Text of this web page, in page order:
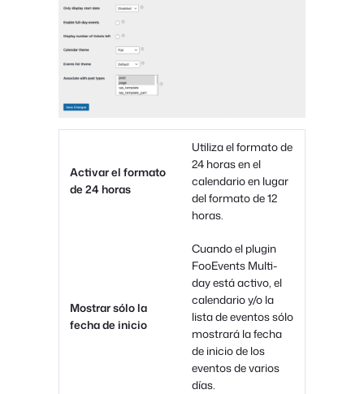
Activar el formato
de 24 horas
Utiliza el formato de
24 horas en el
calendario en lugar
del formato de 12
horas.
Mostrar sólo la
fecha de inicio
Cuando el plugin
FooEvents Multi-
day está activo, el
calendario y/o la
lista de eventos sólo
mostrará la fecha
de inicio de los
eventos de varios
días.